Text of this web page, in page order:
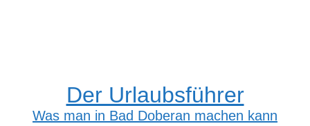
Der Urlaubsführer
Was man in Bad Doberan machen kann